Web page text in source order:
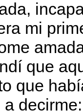
mi
que
que
a